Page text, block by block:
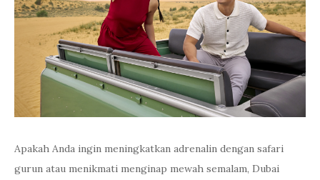
Apakah Anda ingin meningkatkan adrenalin dengan safari
gurun atau menikmati menginap mewah semalam, Dubai